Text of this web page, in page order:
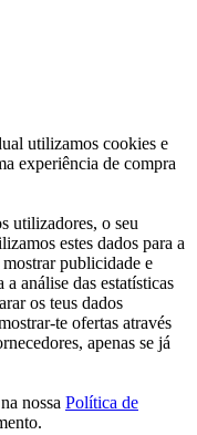
utilizamos cookies e
experiência de compra
utilizadores, o seu
estes dados para a
publicidade e
análise das estatísticas
os teus dados
te ofertas através
apenas se já
nossa Política de